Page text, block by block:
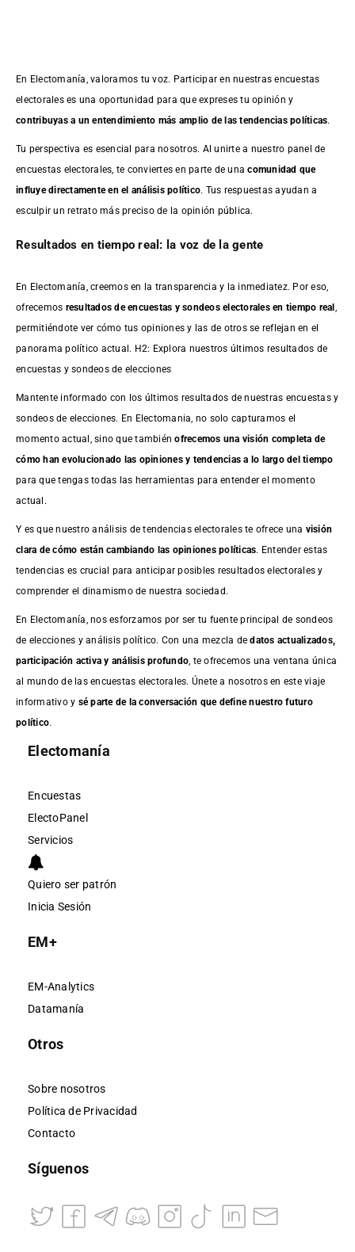
En Electomanía, valoramos tu voz. Participar en nuestras encuestas
electorales es una oportunidad para que expreses tu opinión y
contribuyas a un entendimiento más amplio de las tendencias políticas.
Tu perspectiva es esencial para nosotros. Al unirte a nuestro panel de
encuestas electorales, te conviertes en parte de unacomunidad que
influye directamente en el análisis político. Tus respuestas ayudan a
esculpir un retrato más preciso de la opinión pública.
Resultados en tiempo real: la voz de la gente
En Electomanía, creemos en la transparencia y la inmediatez. Por eso,
ofrecemos resultados deencuestas y sondeos electorales en tiempo real
permitiéndote ver cómo tus opiniones y las de otros se reflejan en el
panorama político actual. H2: Explora nuestros últimos resultados de
encuestas y sondeos de elecciones
Mantente informado con los últimos resultados de nuestras encuestasy
sondeos de elecciones. En Electomania, no solo capturamos el
momento actual, sino que tambiénofrecemos una visión completa de
cómo han evolucionado las opiniones y tendencias a lo largo del tiempo
para que tengas todas las herramientas para entender el momento
actual.
Y es que nuestro análisis de tendencias electorales te ofrece una visión
clara de cómo están cambiando las opiniones políticas. Entender estas
tendencias es crucial para anticipar posibles resultados electorales y
comprender el dinamismo de nuestra sociedad.
En Electomanía, nos esforzamos por ser tu fuente principal de sondeos
de elecciones y análisis político. Con una mezcla dedatos actualizados,
participación activa y análisis profundo , te ofrecemos una ventana única
al mundo de las encuestas electorales. Únete a nosotros en este viaje
informativo y sé parte de la conversación que define nuestro futuro
político.
Electomanía
Encuestas
ElectoPanel
Servicios
Quiero ser patrón
Inicia Sesión
EM+
EM-Analytics
Datamanía
Otros
Sobre nosotros
Política de Privacidad
Contacto
Síguenos